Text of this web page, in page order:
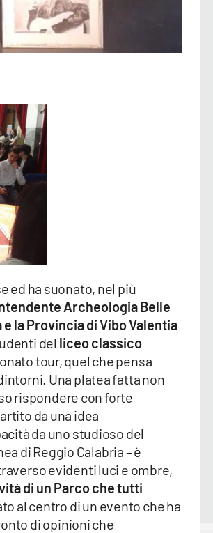
ed ha suonato, nel più
Archeologia Belle
la Provincia di Vibo Valentia
del liceo classico
tour, quel che pensa
Una platea fatta non
rispondere con forte
da una idea
da uno studioso del
di Reggio Calabria – è
evidenti luci e ombre,
di un Parco che tutti
al centro di un evento che ha
di opinioni che